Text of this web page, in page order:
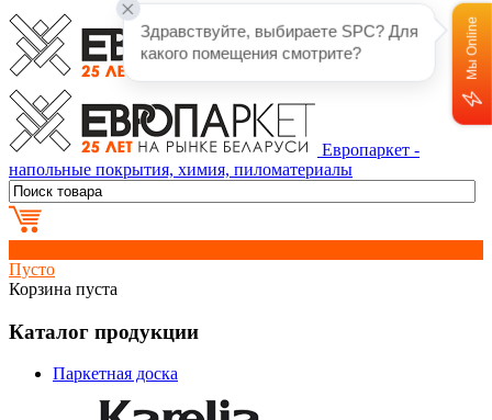
Европаркет -
напольные покрытия, химия, пиломатериалы
Пусто
Корзина пуста
Каталог продукции
Паркетная доска
Здравствуйте, выбираете SPC? Для
какого помещения смотрите?
Мы Online